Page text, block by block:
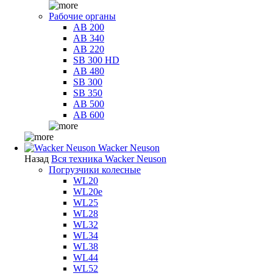
Рабочие органы
AB 200
AB 340
AB 220
SB 300 HD
AB 480
SB 300
SB 350
AB 500
AB 600
Wacker Neuson
Назад Вся техника Wacker Neuson
Погрузчики колесные
WL20
WL20e
WL25
WL28
WL32
WL34
WL38
WL44
WL52